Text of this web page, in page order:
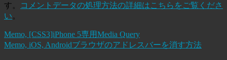
す。
コメントデータの処理方法の詳細はこちらをご覧くださ
い。
Memo, [CSS3]iPhone 5専用Media Query
Memo, iOS, Androidブラウザのアドレスバーを消す方法